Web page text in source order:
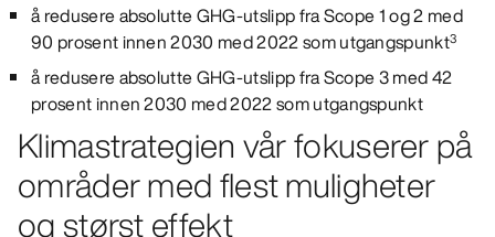
å redusere absolutte GHG-utslipp fra Scope 1 og 2 med
90 prosent innen 2030 med 2022 som utgangspunkt3
å redusere absolutte GHG-utslipp fra Scope 3 med 42
prosent innen 2030 med 2022 som utgangspunkt
Klimastrategien vår fokuserer på
områder med flest muligheter
og størst effekt